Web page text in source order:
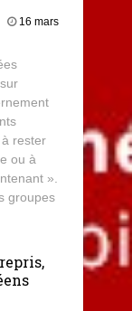
16 mars
rester
ou à
».
groupes